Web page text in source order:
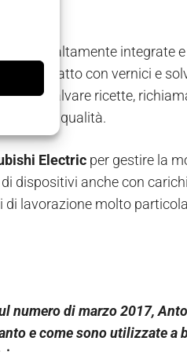
, sono altamente integrate
contatto con vernici e
e salvare ricette,
e di qualità.
Electric per gestire la
dispositivi anche con
lavorazione molto
di marzo 2017,
e come sono utilizzate a